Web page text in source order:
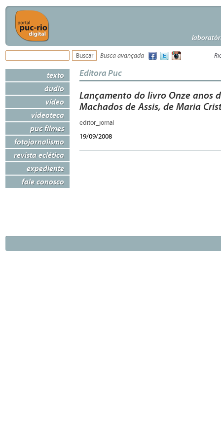
Busca avançada
texto
áudio
vídeo
videoteca
puc filmes
fotojornalismo
revista eclética
expediente
fale conosco
Editora Puc
Lançamento do livro Onze anos
Machados de Assis, de Maria
editor_jornal
19/09/2008